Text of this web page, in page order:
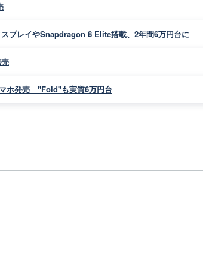
レイやSnapdragon 8 Elite搭載、2年間6万円台に
ホ発売 "Fold"も実質6万円台